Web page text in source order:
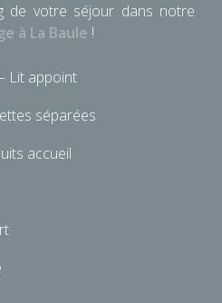
de votre séjour dans notre
à La Baule !
Lit appoint
séparées
accueil